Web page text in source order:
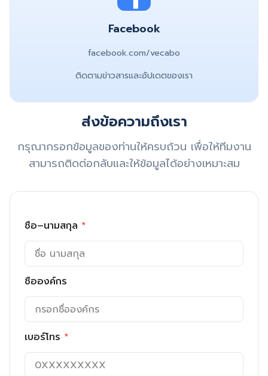
Facebook
facebook.com/vecabo
ติดตามข่าวสารและอัปเดตของเรา
ส่งข้อความถึงเรา
กรุณากรอกข้อมูลของท่านให้ครบถ้วน เพื่อให้ทีมงาน
สามารถติดต่อกลับและให้ข้อมูลได้อย่างเหมาะสม
ชื่อ–นามสกุล *
ชื่อองค์กร
เบอร์โทร *